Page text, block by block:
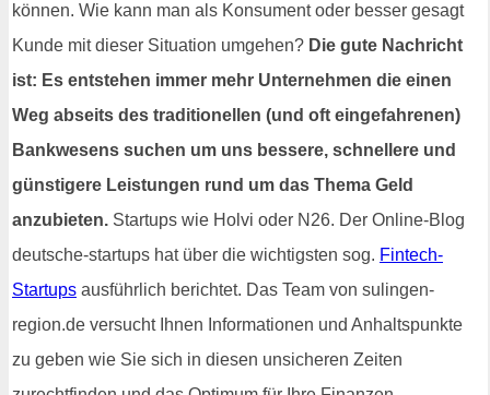
können. Wie kann man als Konsument oder besser gesagt
Kunde mit dieser Situation umgehen? Die gute Nachricht
ist: Es entstehen immer mehr Unternehmen die einen
Weg abseits des traditionellen (und oft eingefahrenen)
Bankwesens suchen um uns bessere, schnellere und
günstigere Leistungen rund um das Thema Geld
anzubieten. Startups wie Holvi oder N26. Der Online-Blog
deutsche-startups hat über die wichtigsten sog. Fintech-
Startups ausführlich berichtet. Das Team von sulingen-
region.de versucht Ihnen Informationen und Anhaltspunkte
zu geben wie Sie sich in diesen unsicheren Zeiten